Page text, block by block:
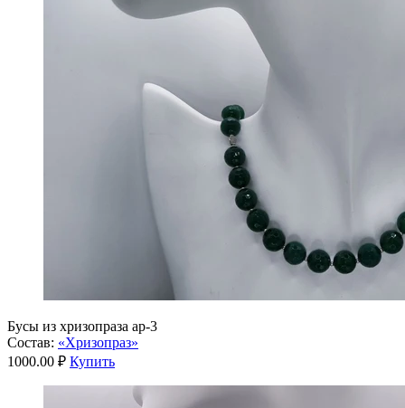
Бусы из хризопраза ар-3
Состав: «Хризопраз»
1000.00 ₽ Купить